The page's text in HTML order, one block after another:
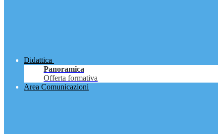
Didattica
Panoramica
Offerta formativa
Area Comunicazioni